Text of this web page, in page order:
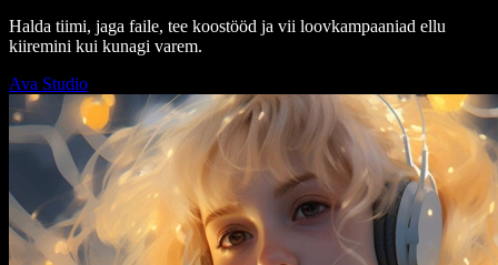
Halda tiimi, jaga faile, tee koostööd ja vii loovkampaaniad ellu
kiiremini kui kunagi varem.
Ava Studio